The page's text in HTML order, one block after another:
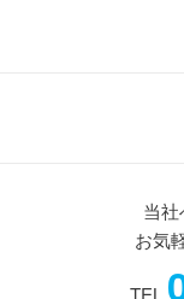
当社
お気
TEL.